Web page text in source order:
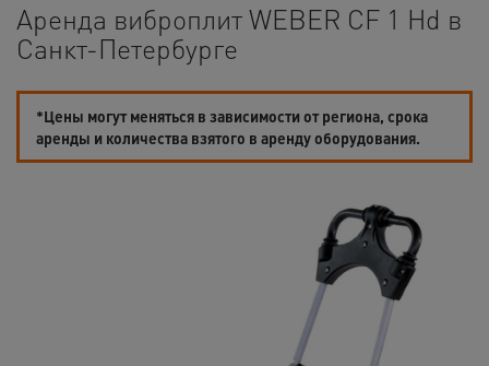
Аренда виброплит WEBER CF 1 Hd в
Санкт-Петербурге
*Цены могут меняться в зависимости от региона, срока
аренды и количества взятого в аренду оборудования.